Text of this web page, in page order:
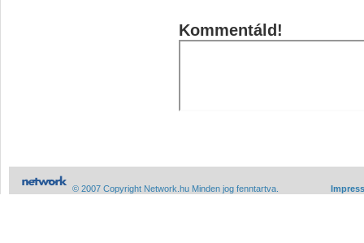
Kommentáld!
© 2007 Copyright Network.hu Minden jog fenntartva.